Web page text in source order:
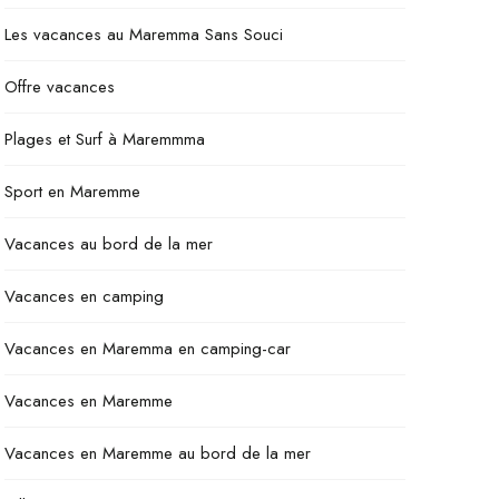
Les vacances au Maremma Sans Souci
Offre vacances
Plages et Surf à Maremmma
Sport en Maremme
Vacances au bord de la mer
Vacances en camping
Vacances en Maremma en camping-car
Vacances en Maremme
Vacances en Maremme au bord de la mer